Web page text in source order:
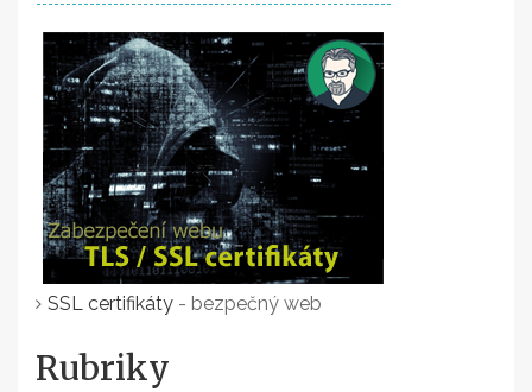
SSL certifikáty - bezpečný web
Rubriky